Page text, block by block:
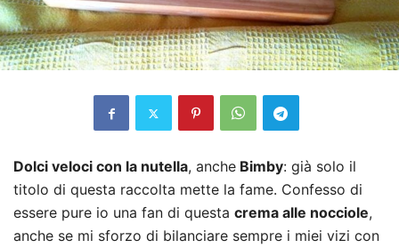
Dolci veloci con la nutella, anche Bimby: già solo il
titolo di questa raccolta mette la fame. Confesso di
essere pure io una fan di questa crema alle nocciole,
anche se mi sforzo di bilanciare sempre i miei vizi con